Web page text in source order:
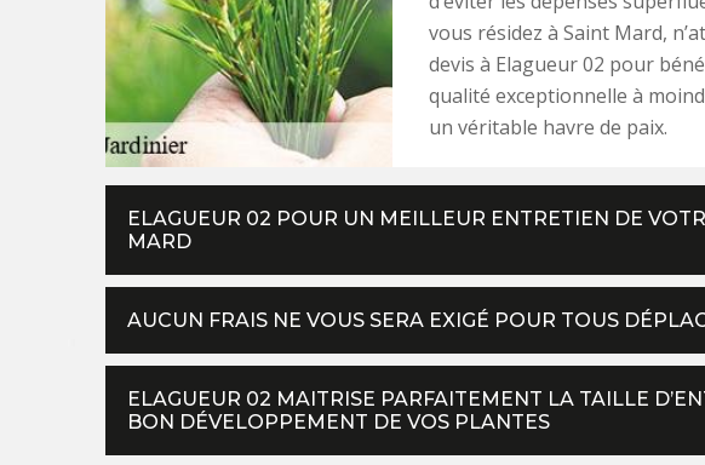
vous résidez à Saint Mard,
devis à Elagueur 02 pour
qualité exceptionnelle à
un véritable havre de paix.
ELAGUEUR 02 POUR UN MEILLEUR ENTRETIEN DE
MARD
AUCUN FRAIS NE VOUS SERA EXIGÉ POUR TOUS
ELAGUEUR 02 MAITRISE PARFAITEMENT LA TAILLE
BON DÉVELOPPEMENT DE VOS PLANTES